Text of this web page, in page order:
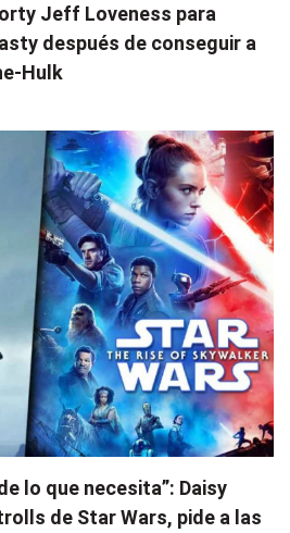
Jeff Loveness para
después de conseguir a
Hulk
lo que necesita”: Daisy
de Star Wars, pide a las